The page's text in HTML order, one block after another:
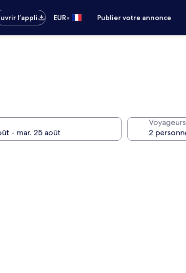
l’appli
EUR• Publier votre annonce
Voyageurs